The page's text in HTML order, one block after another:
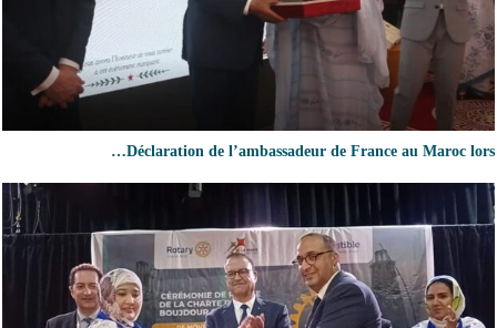
Déclaration de l’ambassadeur de France au Maroc lors…